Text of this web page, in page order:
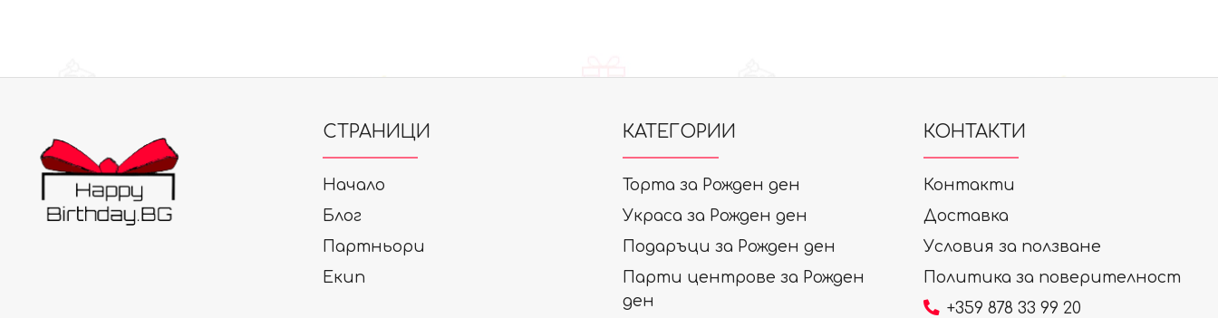
СТРАНИЦИ
Начало
Блог
Партньори
Екип
КАТЕГОРИИ
Торта за Рожден ден
Украса за Рожден ден
Подаръци за Рожден ден
Парти центрове за Рожден
ден
КОНТАКТИ
Контакти
Доставка
Условия за ползване
Политика за поверителност
+359 878 33 99 20